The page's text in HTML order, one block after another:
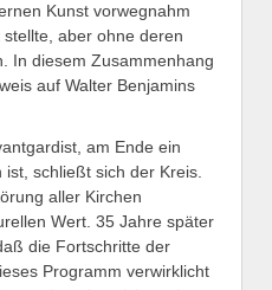
Kunst vorwegnahm
aber ohne deren
In diesem Zusammenhang
auf Walter Benjamins
am Ende ein
schließt sich der Kreis.
aller Kirchen
Wert. 35 Jahre später
die Fortschritte der
Programm verwirklicht